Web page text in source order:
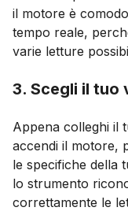
il motore è
tempo reale,
varie letture
3. Scegli il tuo
Appena colleghi il
accendi il motore,
le specifiche della
lo strumento
correttamente le